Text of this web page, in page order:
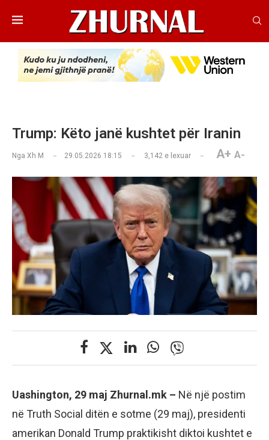
Trump: Këto janë kushtet për Iranin
Nga Xh M 29.05.2026 18:15 3,142 e lexuar A+ A-
Uashington, 29 maj Zhurnal.mk – Në një postim
në Truth Social ditën e sotme (29 maj), presidenti
amerikan Donald Trump praktikisht diktoi kushtet e